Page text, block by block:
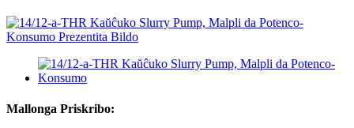
Mallonga Priskribo: